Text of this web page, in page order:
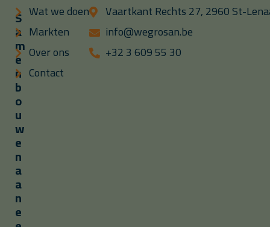
S
a
m
e
n
b
o
u
w
e
n
a
a
n
e
Wat we doen
Markten
Over ons
Contact
Vaartkant Rechts 27, 2960 St-
info@wegrosan.be
+32 3 609 55 30